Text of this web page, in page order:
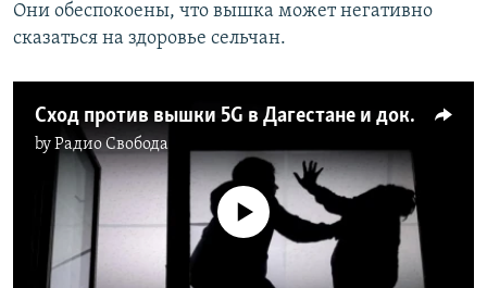
Они обеспокоены, что вышка может негативно
сказаться на здоровье сельчан.
Сход против вышки 5G в Дагестане и доклад об "убийствах чести"
byРадио Свобода
No media source currently available